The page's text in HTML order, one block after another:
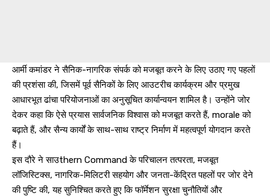
आर्मी कमांडर ने सैनिक-नागरिक संपर्क को मजबूत करने के लिए उठाए गए पहलों
की प्रशंसा की, जिसमें पूर्व सैनिकों के लिए आउटरीच कार्यक्रम और प्रमुख
आधारभूत ढांचा परियोजनाओं का अनुसूचित कार्यान्वयन शामिल है। उन्होंने जोर
देकर कहा कि ऐसे प्रयास सार्वजनिक विश्वास को मजबूत करते हैं, morale को
बढ़ाते हैं, और सैन्य कार्यों के साथ-साथ राष्ट्र निर्माण में महत्वपूर्ण योगदान करते
हैं।
इस दौरे ने साउthern Command के परिचालन तत्परता, मजबूत
लॉजिस्टिक्स, नागरिक-मिलिटरी सहयोग और जनता-केंद्रित पहलों पर जोर देने
की पुष्टि की, यह सुनिश्चित करते हुए कि फॉर्मेशन सुरक्षा चुनौतियों और